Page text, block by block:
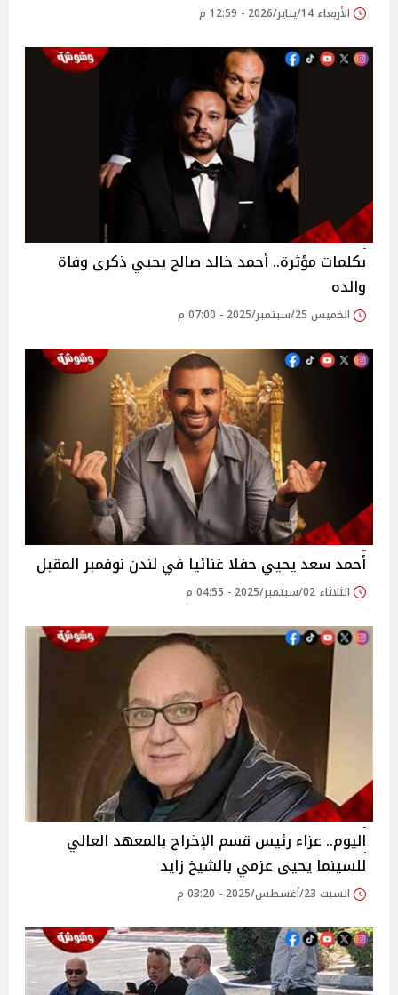
الأربعاء 14/يناير/2026 - 12:59 م
بكلمات مؤثرة.. أحمد خالد صالح يحيي ذكرى وفاة
والده
الخميس 25/سبتمبر/2025 - 07:00 م
أحمد سعد يحيي حفلا غنائيا في لندن نوفمبر المقبل
الثلاثاء 02/سبتمبر/2025 - 04:55 م
اليوم.. عزاء رئيس قسم الإخراج بالمعهد العالي
للسينما يحيى عزمي بالشيخ زايد‎
السبت 23/أغسطس/2025 - 03:20 م